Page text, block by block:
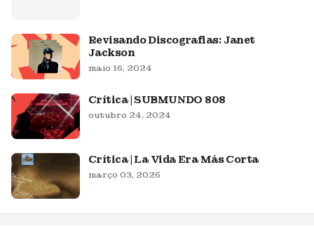
Revisando Discografias: Janet
Jackson
maio 16, 2024
Crítica | SUBMUNDO 808
outubro 24, 2024
Crítica | La Vida Era Más Corta
março 03, 2026